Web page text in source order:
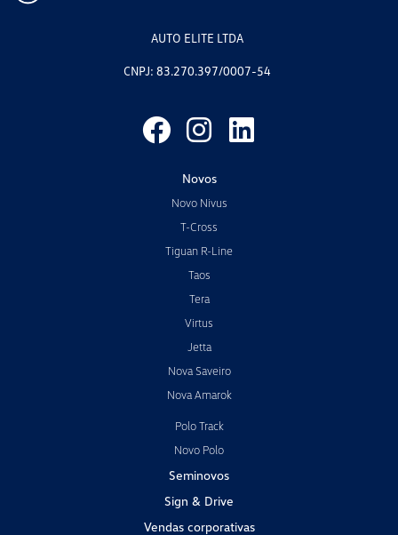
AUTO ELITE LTDA
CNPJ: 83.270.397/0007-54
Novos
Novo Nivus
T-Cross
Tiguan R-Line
Taos
Tera
Virtus
Jetta
Nova Saveiro
Nova Amarok
Polo Track
Novo Polo
Seminovos
Sign & Drive
Vendas corporativas